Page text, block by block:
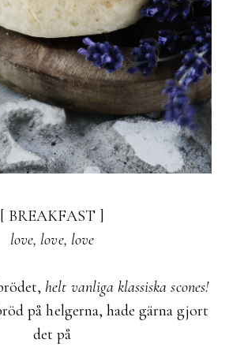
[ BREAKFAST ]
love, love, love
helt vanliga klassiska scones!
på helgerna, hade gärna gjort
det på